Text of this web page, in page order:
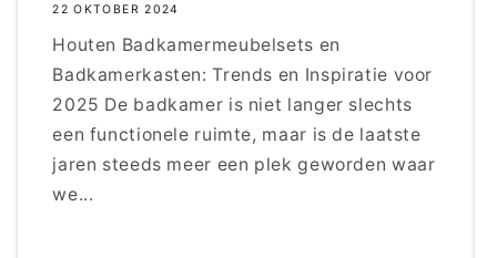
22 OKTOBER 2024
Houten Badkamermeubelsets en
Badkamerkasten: Trends en Inspiratie voor
2025 De badkamer is niet langer slechts
een functionele ruimte, maar is de laatste
jaren steeds meer een plek geworden waar
we...